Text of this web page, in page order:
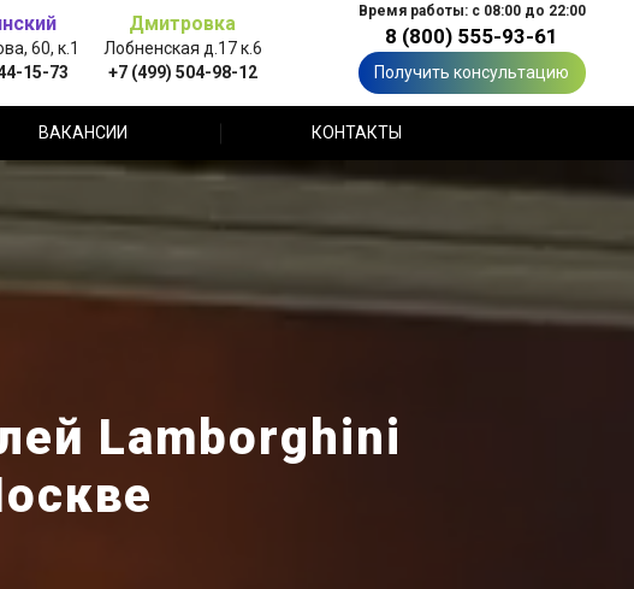
60, к.1
15-73
Дмитровка
Лобненская д.17 к.6
+7 (499) 504-98-12
Время работы: с 08:00 до 22:00
8 (800) 555-93-61
Получить консультацию
ВАКАНСИИ КОНТАКТЫ
Lamborghini